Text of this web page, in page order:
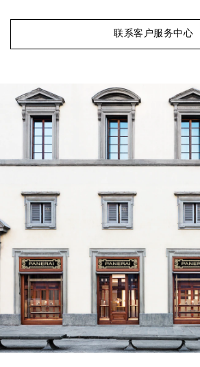
联系客户服务中心